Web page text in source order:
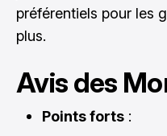
préférentiels pour les
plus.
Avis des
Points forts :